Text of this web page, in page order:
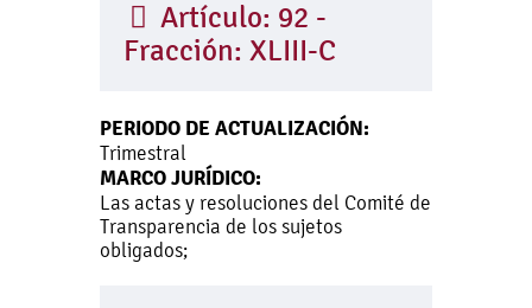
Artículo: 92 -
Fracción: XLIII-C
PERIODO DE ACTUALIZACIÓN:
Trimestral
MARCO JURÍDICO:
Las actas y resoluciones del Comité de
Transparencia de los sujetos
obligados;